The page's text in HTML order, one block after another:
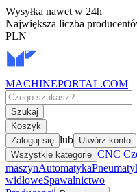
Wysyłka nawet w 24h
Największa liczba
PLN
MACHINEPORTAL.COM
Szukaj
Koszyk
Zaloguj się lub Utwórz konto
Wszystkie kategorie CNC
maszynAutomatyka
widłoweSpawalnictwo